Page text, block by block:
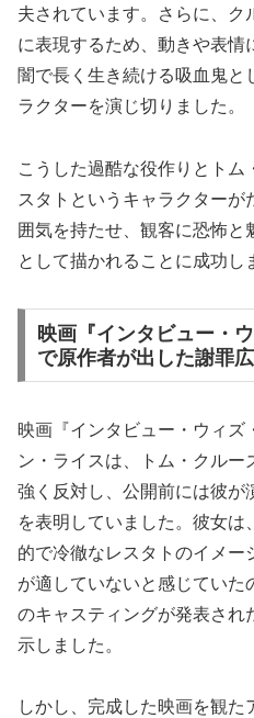
夫されています。さらに、
に表現するため、動きや表
闇で長く生き続ける吸血鬼と
ラクターを演じ切りました。
こうした過酷な役作りとトム
スタトというキャラクター
囲気を持たせ、観客に恐怖
として描かれることに成功し
映画『インタビュー・
で原作者が出した謝罪
映画『インタビュー・ウィズ
ン・ライスは、トム・クル
強く反対し、公開前には彼が
を表明していました。彼女
的で冷徹なレスタトのイメ
が適していないと感じていた
のキャスティングが発表され
示しました。
しかし、完成した映画を観